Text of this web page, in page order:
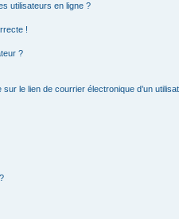
utilisateurs en ligne ?
!
?
le lien de courrier électronique d’un